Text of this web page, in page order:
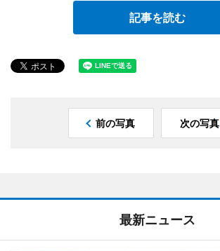
記事を読む
前の写真 次の写真
最新ニュース